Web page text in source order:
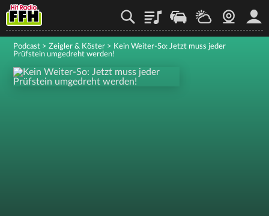
PlaylistStaupilotWetterWebcam
Podcast > Zeigler & Köster > Kein Weiter-So: Jetzt muss jeder
Prüfstein umgedreht werden!